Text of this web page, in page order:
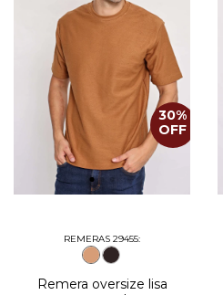
30%
OFF
REMERAS 29455:
Remera oversize lisa